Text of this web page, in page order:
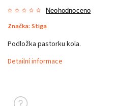
Neohodnoceno
Značka: Stiga
Podložka pastorku kola.
Detailní informace